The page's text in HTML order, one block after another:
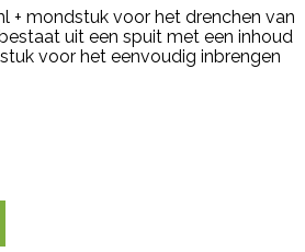
+ mondstuk voor het drenchen van
uit een spuit met een inhoud
voor het eenvoudig inbrengen